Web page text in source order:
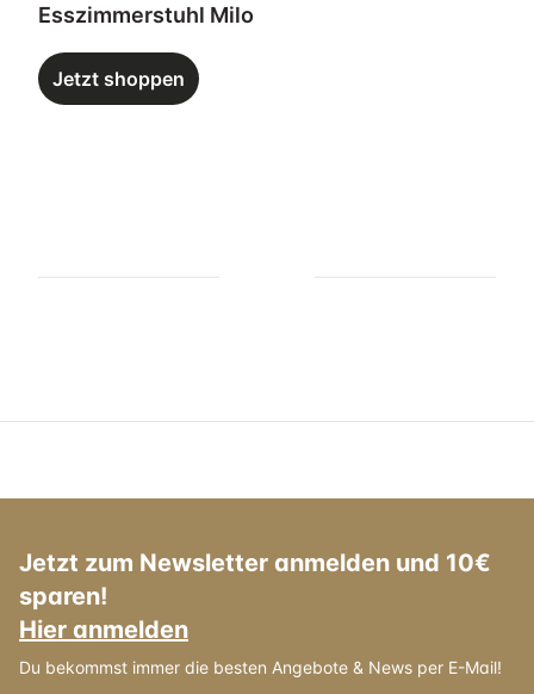
Esszimmerstuhl Milo
Jetzt shoppen
Jetzt zum Newsletter anmelden und 10€
sparen!
Hier anmelden
Du bekommst immer die besten Angebote & News per E-Mail!